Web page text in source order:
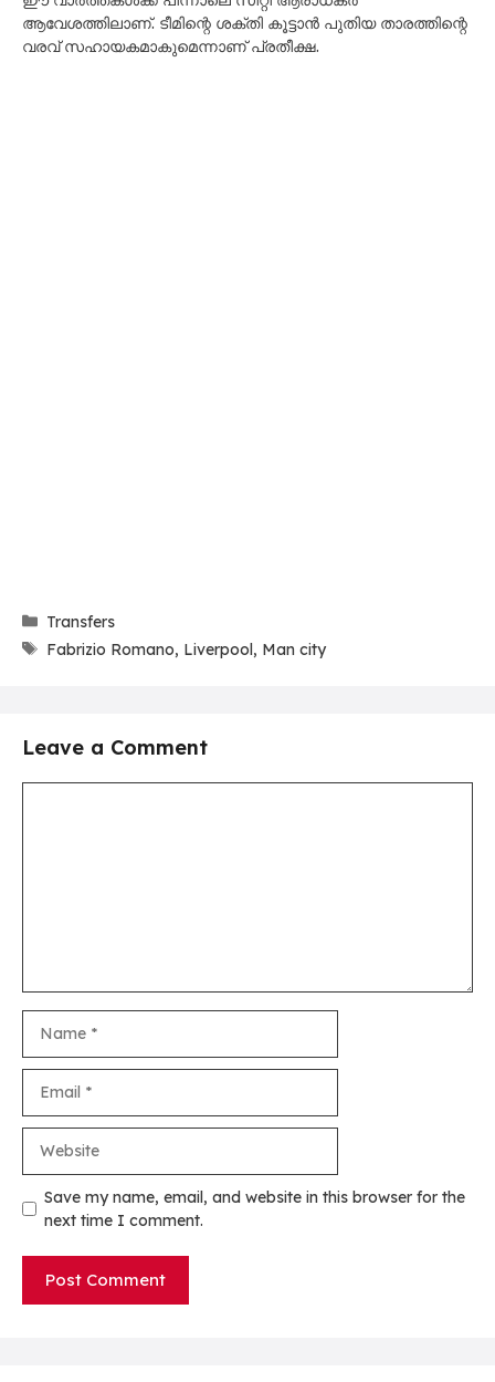
ആവേശത്തിലാണ്. ടീമിന്റെ ശക്തി കൂട്ടാൻ പുതിയ താരത്തിന്റെ
വരവ് സഹായകമാകുമെന്നാണ് പ്രതീക്ഷ.
Categories
Transfers
Tags
Fabrizio Romano, Liverpool, Man city
Leave a Comment
Save my name, email, and website in this browser for the
next time I comment.